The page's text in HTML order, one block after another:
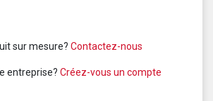
sur mesure? Contactez-nous
entreprise? Créez-vous un compte